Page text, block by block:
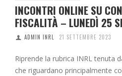
INCONTRI ONLINE SU
FISCALITÀ – LUNEDÌ 25
ADMIN INRL 21 SETTEMBRE 2023
Riprende la rubrica INRL tenuta
che riguardano principalmente